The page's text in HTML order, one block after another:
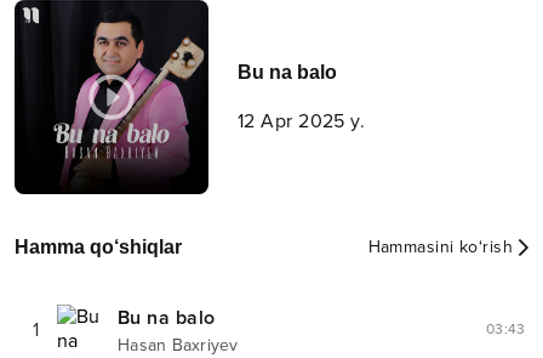
Bu na balo
12 Apr 2025 y.
Hamma qo‘shiqlar Hammasini ko‘rish
1 Bu na balo
Hasan Baxriyev
03:43